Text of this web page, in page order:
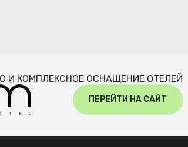
И КОМПЛЕКСНОЕ ОСНАЩЕНИЕ ОТЕЛЕЙ
ПЕРЕЙТИ НА САЙТ